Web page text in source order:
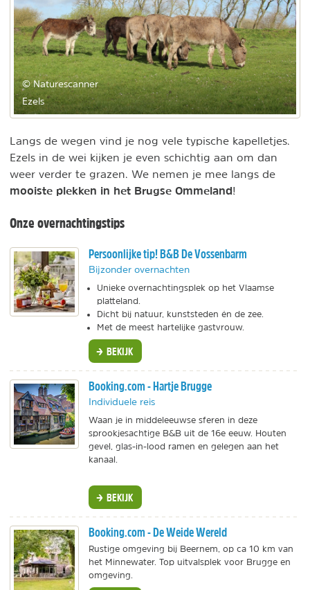
© Naturescanner
Ezels
Langs de wegen vind je nog vele typische kapelletjes.
Ezels in de wei kijken je even schichtig aan om dan
weer verder te grazen. We nemen je mee langs de
mooiste plekken in het Brugse Ommeland!
Onze overnachtingstips
Persoonlijke tip! B&B De Vossenbarm
Bijzonder overnachten
Unieke overnachtingsplek op het Vlaamse
platteland.
Dicht bij natuur, kunststeden én de zee.
Met de meest hartelijke gastvrouw.
BEKIJK
Booking.com - Hartje Brugge
Individuele reis
Waan je in middeleeuwse sferen in deze
sprookjesachtige B&B uit de 16e eeuw. Houten
gevel, glas-in-lood ramen en gelegen aan het
kanaal.
BEKIJK
Booking.com - De Weide Wereld
Rustige omgeving bij Beernem, op ca 10 km van
het Minnewater. Top uitvalsplek voor Brugge en
omgeving.